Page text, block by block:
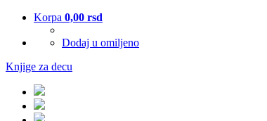
Korpa 0,00 rsd
Dodaj u omiljeno
Knjige za decu